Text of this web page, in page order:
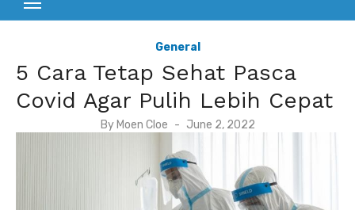
General
5 Cara Tetap Sehat Pasca
Covid Agar Pulih Lebih Cepat
By Moen Cloe
P
s
t
e
d
June 2, 2022